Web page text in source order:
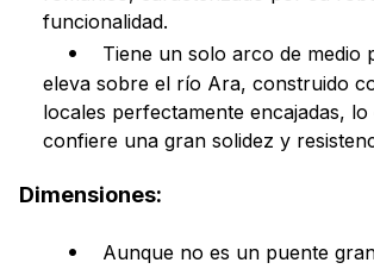
funcionalidad.
Tiene un solo arco de medio
eleva sobre el río Ara, construido
locales perfectamente encajadas, lo
confiere una gran solidez y
Dimensiones:
Aunque no es un puente